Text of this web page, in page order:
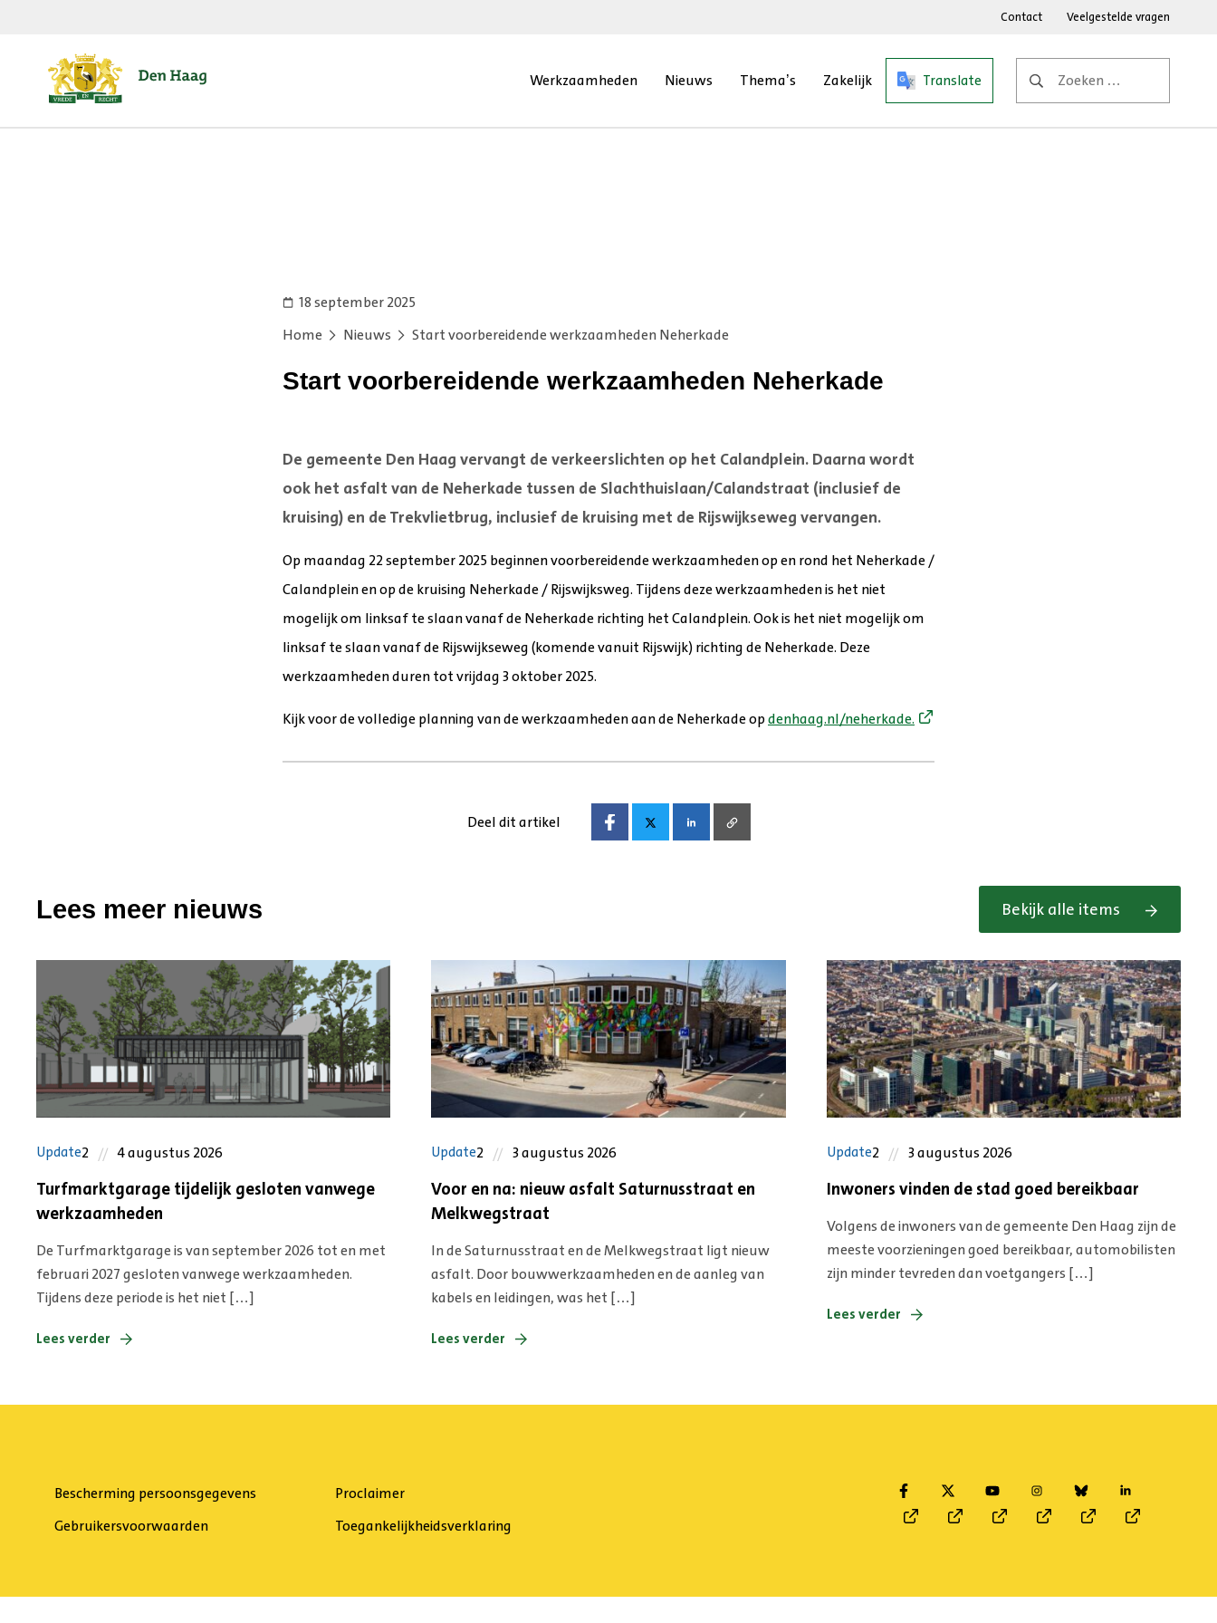
Contact Veelgestelde vragen
Werkzaamheden Nieuws Thema’s Zakelijk Translate
naar:
Start voorbereidende werkzaamheden Neherkade
18 september 2025
Home
Nieuws Start voorbereidende werkzaamheden Neherkade
De gemeente Den Haag vervangt de verkeerslichten op het Calandplein. Daarna wordt
ook het asfalt van de Neherkade tussen de Slachthuislaan/Calandstraat (inclusief de
kruising) en de Trekvlietbrug, inclusief de kruising met de Rijswijkseweg vervangen.
Op maandag 22 september 2025 beginnen voorbereidende werkzaamheden op en rond het Neherkade /
Calandplein en op de kruising Neherkade / Rijswijksweg. Tijdens deze werkzaamheden is het niet
mogelijk om linksaf te slaan vanaf de Neherkade richting het Calandplein. Ook is het niet mogelijk om
linksaf te slaan vanaf de Rijswijkseweg (komende vanuit Rijswijk) richting de Neherkade. Deze
werkzaamheden duren tot vrijdag 3 oktober 2025.
Kijk voor de volledige planning van de werkzaamheden aan de Neherkade opdenhaag.nl/neherkade.
Deel dit artikel
Lees meer nieuws Bekijk alle items
Update2 4 augustus 2026
Turfmarktgarage tijdelijk gesloten vanwege
werkzaamheden
De Turfmarktgarage is van september 2026 tot en met
februari 2027 gesloten vanwege werkzaamheden.
Tijdens deze periode is het niet […]
Lees verder
Update2 3 augustus 2026
Voor en na: nieuw asfalt Saturnusstraat en
Melkwegstraat
In de Saturnusstraat en de Melkwegstraat ligt nieuw
asfalt. Door bouwwerkzaamheden en de aanleg van
kabels en leidingen, was het […]
Lees verder
Update2 3 augustus 2026
Inwoners vinden de stad goed bereikbaar
Volgens de inwoners van de gemeente Den Haag zijn de
meeste voorzieningen goed bereikbaar, automobilisten
zijn minder tevreden dan voetgangers […]
Lees verder
Bescherming persoonsgegevens
Gebruikersvoorwaarden
Proclaimer
Toegankelijkheidsverklaring
FacebookTwitter Youtube InstagramBluesky